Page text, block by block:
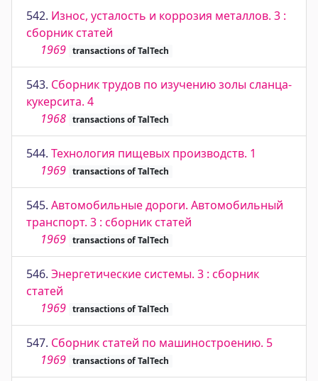
542. Износ, усталость и коррозия металлов. 3 :
сборник статей
1969 transactions of TalTech
543. Сборник трудов по изучению золы сланца-
кукерсита. 4
1968 transactions of TalTech
544. Технология пищевых производств. 1
1969 transactions of TalTech
545. Автомобильные дороги. Автомобильный
транспорт. 3 : сборник статей
1969 transactions of TalTech
546. Энергетические системы. 3 : сборник
статей
1969 transactions of TalTech
547. Сборник статей по машиностроению. 5
1969 transactions of TalTech